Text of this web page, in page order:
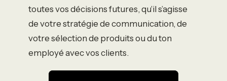
toutes vos décisions futures, qu’il s’agisse
de votre stratégie de communication, de
votre sélection de produits ou du ton
employé avec vos clients.